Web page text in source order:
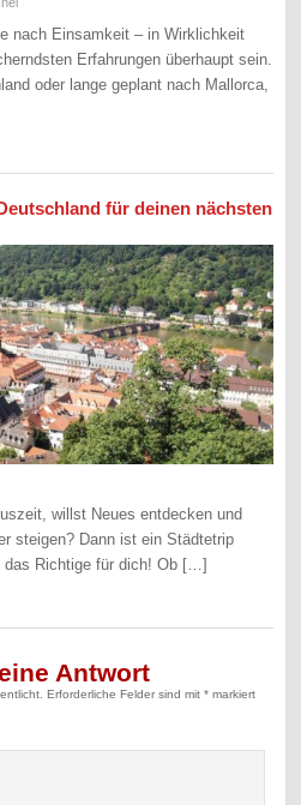
nach Einsamkeit – in Wirklichkeit
Erfahrungen überhaupt sein.
oder lange geplant nach Mallorca,
für deinen nächsten
willst Neues entdecken und
steigen? Dann ist ein Städtetrip
das Richtige für dich! Ob […]
Antwort
Erforderliche Felder sind mit* markiert